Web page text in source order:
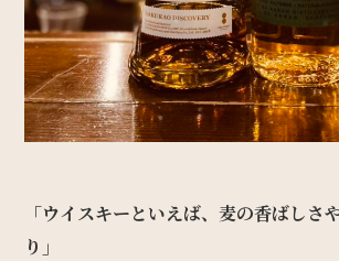
「ウイスキーといえば、麦の香ばしさ
り」